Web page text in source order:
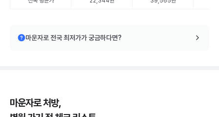
마운자로 전국 최저가가 궁금하다면?
마운자로 처방,